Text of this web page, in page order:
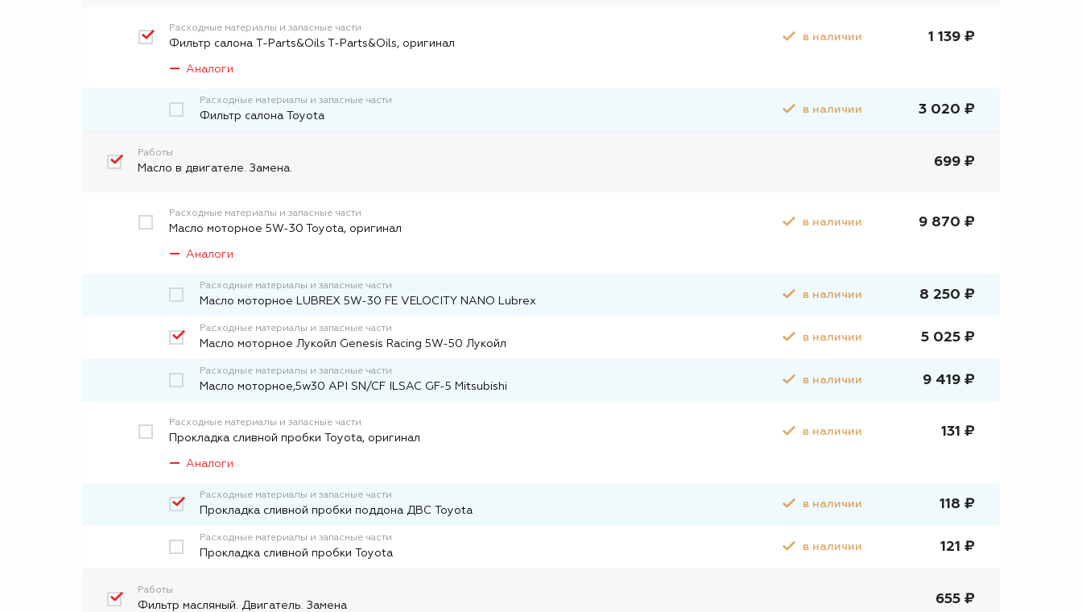
Расходные материалы и запасные части
Фильтр салона T-Parts&Oils T-Parts&Oils, оригинал
в наличии 1 139 ₽
Аналоги
Расходные материалы и запасные части
Фильтр салона Toyota
в наличии 3 020 ₽
Работы
Масло в двигателе. Замена. 699 ₽
Расходные материалы и запасные части
Масло моторное 5W-30 Toyota, оригинал
в наличии 9 870 ₽
Аналоги
Расходные материалы и запасные части
Масло моторное LUBREX 5W-30 FE VELOCITY NANO Lubrex
в наличии 8 250 ₽
Расходные материалы и запасные части
Масло моторное Лукойл Genesis Racing 5W-50 Лукойл
в наличии 5 025 ₽
Расходные материалы и запасные части
Масло моторное,5w30 API SN/CF ILSAC GF-5 Mitsubishi
в наличии 9 419 ₽
Расходные материалы и запасные части
Прокладка сливной пробки Toyota, оригинал
в наличии 131 ₽
Аналоги
Расходные материалы и запасные части
Прокладка сливной пробки поддона ДВС Toyota
в наличии 118 ₽
Расходные материалы и запасные части
Прокладка сливной пробки Toyota
в наличии 121 ₽
Работы
Фильтр масляный. Двигатель. Замена 655 ₽